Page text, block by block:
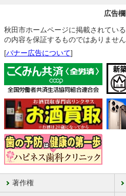
広告欄
秋田市ホームページに掲載されてい
の内容を保証するものではありません
[バナー広告について]
著作権